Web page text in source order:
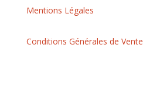
Mentions Légales
Conditions Générales de Vente